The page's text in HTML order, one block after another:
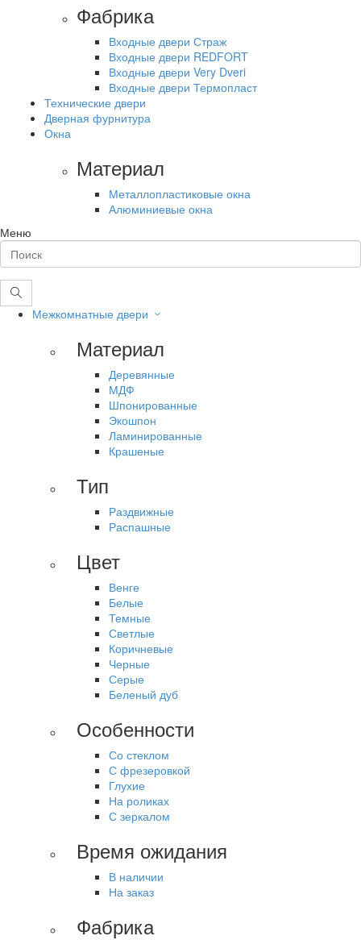
Фабрика
Входные двери Страж
Входные двери REDFORT
Входные двери Very Dveri
Входные двери Термопласт
Технические двери
Дверная фурнитура
Окна
Материал
Металлопластиковые окна
Алюминиевые окна
Меню
Межкомнатные двери
Материал
Деревянные
МДФ
Шпонированные
Экошпон
Ламинированные
Крашеные
Тип
Раздвижные
Распашные
Цвет
Венге
Белые
Темные
Светлые
Коричневые
Черные
Серые
Беленый дуб
Особенности
Со стеклом
С фрезеровкой
Глухие
На роликах
С зеркалом
Время ожидания
В наличии
На заказ
Фабрика